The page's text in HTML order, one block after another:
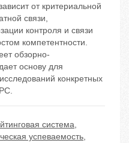
от критериальной
связи,
контроля и связи
компетентности.
обзорно-
основу для
конкретных
система,
успеваемость,